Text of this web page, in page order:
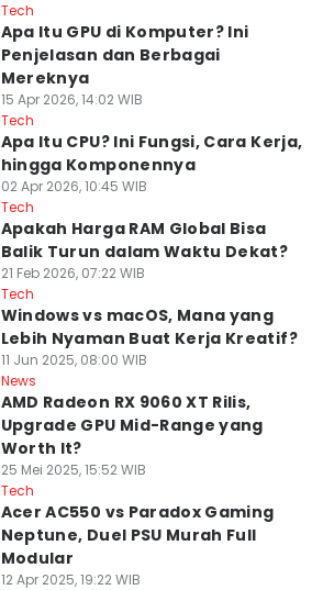
Tech
Apa Itu GPU di Komputer? Ini
Penjelasan dan Berbagai
Mereknya
15 Apr 2026, 14:02 WIB
Tech
Apa Itu CPU? Ini Fungsi, Cara Kerja,
hingga Komponennya
02 Apr 2026, 10:45 WIB
Tech
Apakah Harga RAM Global Bisa
Balik Turun dalam Waktu Dekat?
21 Feb 2026, 07:22 WIB
Tech
Windows vs macOS, Mana yang
Lebih Nyaman Buat Kerja Kreatif?
11 Jun 2025, 08:00 WIB
News
AMD Radeon RX 9060 XT Rilis,
Upgrade GPU Mid-Range yang
Worth It?
25 Mei 2025, 15:52 WIB
Tech
Acer AC550 vs Paradox Gaming
Neptune, Duel PSU Murah Full
Modular
12 Apr 2025, 19:22 WIB